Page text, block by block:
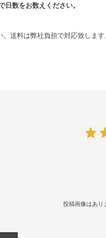
数をお数えください。
送料は弊社負担で対応致しま
投稿画像はあり